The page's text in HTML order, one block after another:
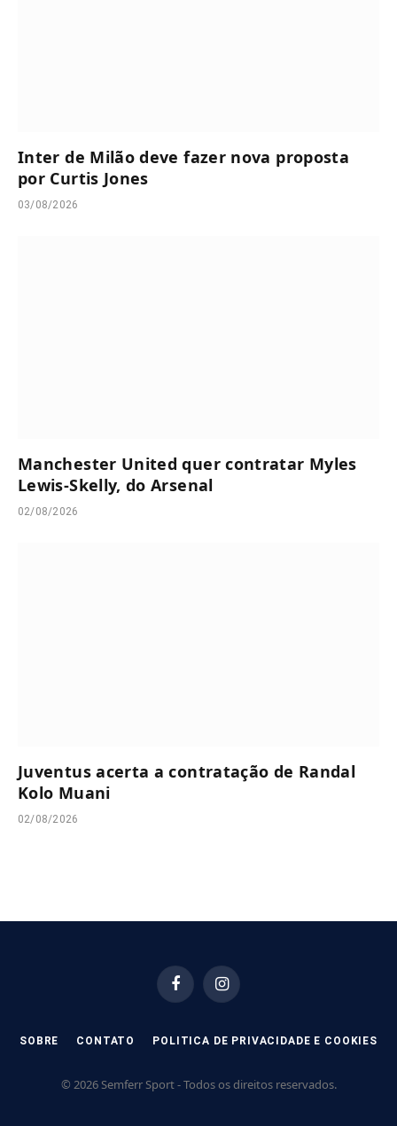
Inter de Milão deve fazer nova proposta
por Curtis Jones
03/08/2026
Manchester United quer contratar Myles
Lewis-Skelly, do Arsenal
02/08/2026
Juventus acerta a contratação de Randal
Kolo Muani
02/08/2026
FacebookInstagram
SOBRE CONTATO POLITICA DE PRIVACIDADE E COOKIES
© 2026 Semferr Sport - Todos os direitos reservados.